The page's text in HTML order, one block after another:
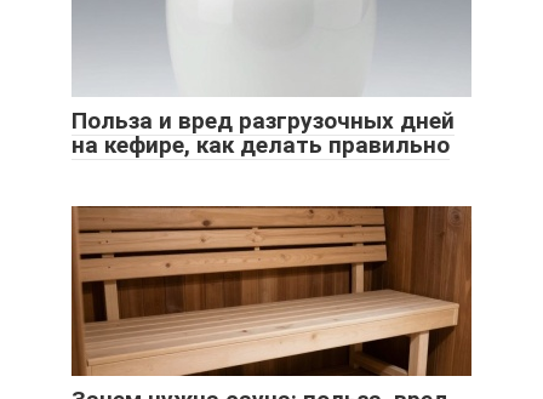
Польза и вред разгрузочных дней
на кефире, как делать правильно